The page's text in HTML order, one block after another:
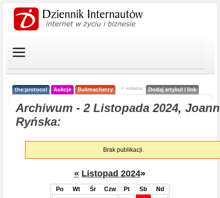
the:protocol Aukcje Bukmacherzy < reklama Dodaj artykuł / link
Archiwum - 2 Listopada 2024,
Ryńska:
Brak publikacji.
« Listopad 2024»
Po Wt Śr Czw Pt Sb
Nd